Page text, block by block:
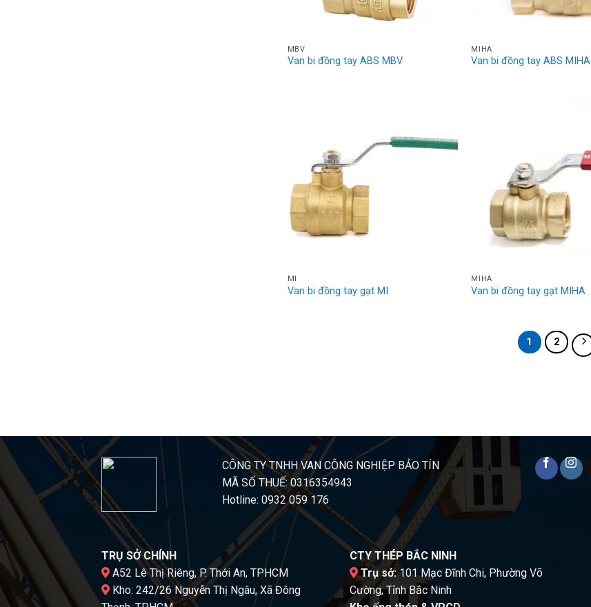
MBV
Van bi đồng tay ABS MBV
MIHA
Van bi đồng tay ABS MIHA
MI
Van bi đồng tay gạt MI
MIHA
Van bi đồng tay gạt MIHA
1 2
CÔNG TY TNHH VAN CÔNG NGHIỆP BẢO TÍN
MÃ SỐ THUẾ: 0316354943
Hotline: 0932 059 176
TRỤ SỞ CHÍNH
A52 Lê Thị Riêng, P. Thới An, TPHCM
Kho: 242/26 Nguyễn Thị Ngâu, Xã Đông
CTY THÉP BẮC NINH
Trụ sở:101 Mạc Đĩnh Chi, Phường Võ
Cường, Tỉnh Bắc Ninh